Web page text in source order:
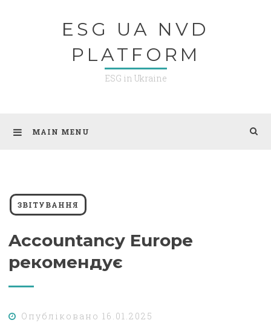
ESG UA NVD
PLATFORM
ESG in Ukraine
MAIN MENU
ЗВІТУВАННЯ
Accountancy Europe
рекомендує
Опубліковано 16.01.2025